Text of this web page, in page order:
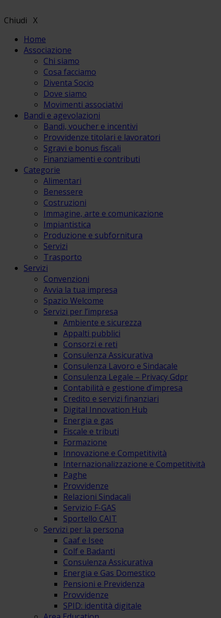
Chiudi X
Home
Associazione
Chi siamo
Cosa facciamo
Diventa Socio
Dove siamo
Movimenti associativi
Bandi e agevolazioni
Bandi, voucher e incentivi
Provvidenze titolari e lavoratori
Sgravi e bonus fiscali
Finanziamenti e contributi
Categorie
Alimentari
Benessere
Costruzioni
Immagine, arte e comunicazione
Impiantistica
Produzione e subfornitura
Servizi
Trasporto
Servizi
Convenzioni
Avvia la tua impresa
Spazio Welcome
Servizi per l’impresa
Ambiente e sicurezza
Appalti pubblici
Consorzi e reti
Consulenza Assicurativa
Consulenza Lavoro e Sindacale
Consulenza Legale – Privacy Gdpr
Contabilità e gestione d’impresa
Credito e servizi finanziari
Digital Innovation Hub
Energia e gas
Fiscale e tributi
Formazione
Innovazione e Competitività
Internazionalizzazione e Competitività
Paghe
Provvidenze
Relazioni Sindacali
Servizio F-GAS
Sportello CAIT
Servizi per la persona
Caaf e Isee
Colf e Badanti
Consulenza Assicurativa
Energia e Gas Domestico
Pensioni e Previdenza
Provvidenze
SPID: identità digitale